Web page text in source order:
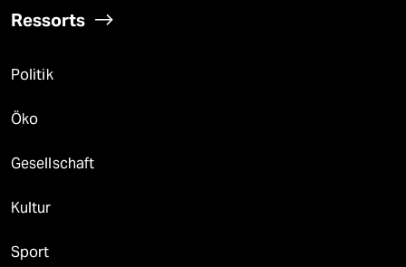
Ressorts
Politik
Öko
Gesellschaft
Kultur
Sport